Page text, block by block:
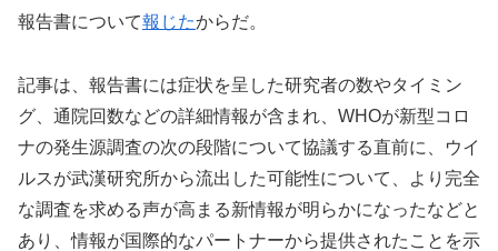
報告書について報じたからだ。
記事は、報告書には症状を呈した研究者の数やタイミン
グ、通院回数などの詳細情報が含まれ、WHOが新型コロ
ナの発生源調査の次の段階について協議する直前に、ウイ
ルスが武漢研究所から流出した可能性について、より完全
な調査を求める声が高まる新情報が明らかになったなどと
あり、情報が国際的なパートナーから提供されたことを示